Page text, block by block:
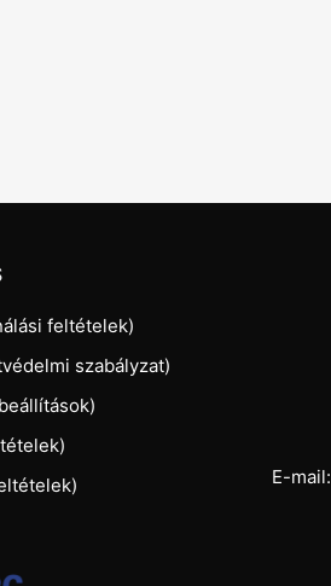
feltételek)
szabályzat)
E-mail: